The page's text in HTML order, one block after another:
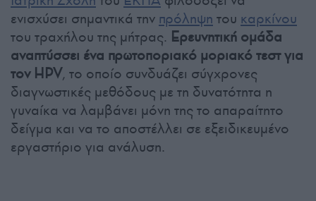
ενισχύσει σημαντικά την πρόληψη του καρκίνου
του τραχήλου της μήτρας. Ερευνητική ομάδα
αναπτύσσει ένα πρωτοποριακό μοριακό τεστ για
τον HPV, το οποίο συνδυάζει σύγχρονες
διαγνωστικές μεθόδους με τη δυνατότητα η
γυναίκα να λαμβάνει μόνη της το απαραίτητο
δείγμα και να το αποστέλλει σε εξειδικευμένο
εργαστήριο για ανάλυση.